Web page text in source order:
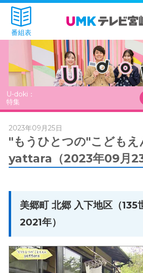
番組表
U-doki：
特集
2023年09月25日
"もうひとつの"こどもえ
yattara（2023年09月23
美郷町 北郷 入下地区（135
2021年）